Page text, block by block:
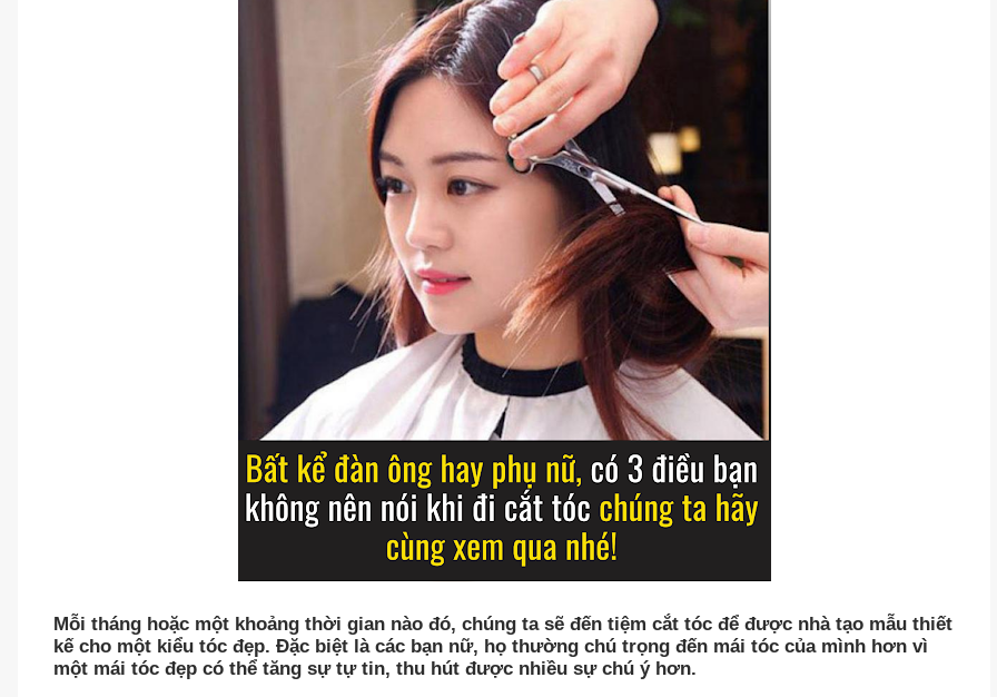
Mỗi tháng hoặc một khoảng thời gian nào đó, chúng ta sẽ đến tiệm cắt tóc để được nhà tạo mẫu thiết
kế cho một kiểu tóc đẹp. Đặc biệt là các bạn nữ, họ thường chú trọng đến mái tóc của mình hơn vì
một mái tóc đẹp có thể tăng sự tự tin, thu hút được nhiều sự chú ý hơn.